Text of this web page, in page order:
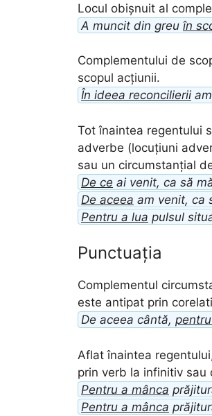
Locul obișnuit al
A muncit din greu în
Complementului de
scopul acțiunii.
În ideea reconcilierii
Tot înaintea regentului
adverbe (locuțiuni
sau un circumstanțial
De ce ai venit, ca să
De aceea am venit, ca
Pentru a lua pulsul
Punctuația
Complementul
este antipat prin
De aceea cântă,
Aflat înaintea
prin verb la infinitiv sau
Pentru a mânca
Pentru a mânca